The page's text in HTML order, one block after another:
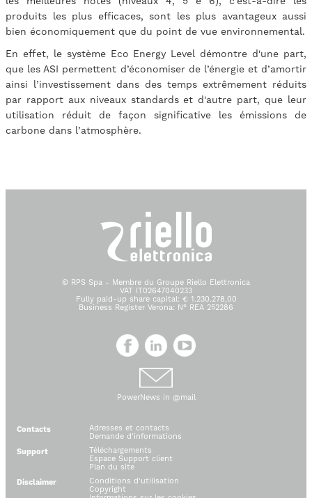
produits les plus efficaces, sont les plus avantageux aussi
bien économiquement que du point de vue environnemental.
En effet, le système Eco Energy Level démontre d'une part,
que les ASI permettent d’économiser de l’énergie et d’amortir
ainsi l’investissement dans des temps extrêmement réduits
par rapport aux niveaux standards et d'autre part, que leur
utilisation réduit de façon significative les émissions de
carbone dans l’atmosphère.
© RPS Spa - Membre du Groupe Riello Elettronica
VAT IT02647040233
Fully paid-up share capital: € 1.230.278,00
Business Register Verona: N° REA 252286
PowerNews in @mail
Contacts
Adresses et contacts
Demande d'informations
Support
Téléchargements
Espace Support client
Plan du site
Disclaimer
Conditions d'utilisation
Copyright